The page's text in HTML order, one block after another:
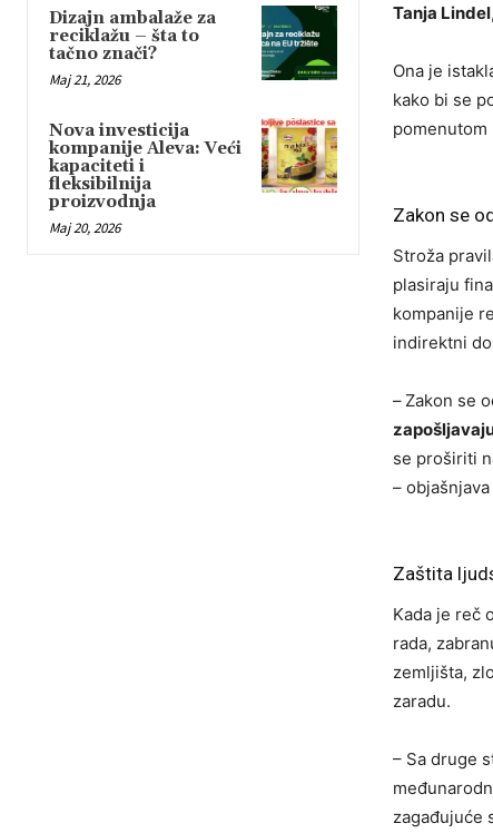
Dizajn ambalaže za
reciklažu – šta to
tačno znači?
Maj 21, 2026
Nova investicija
kompanije Aleva: Veći
kapaciteti i
fleksibilnija
proizvodnja
Maj 20, 2026
Tanja Lindel
Ona je
kako bi se
pomenutom
Zakon se
Stroža
plasiraju
kompanije
indirektni
– Zakon se
se proširiti
–
Zaštita
Kada je reč
rada,
zemljišta,
zaradu.
– Sa druge
zagađujuće